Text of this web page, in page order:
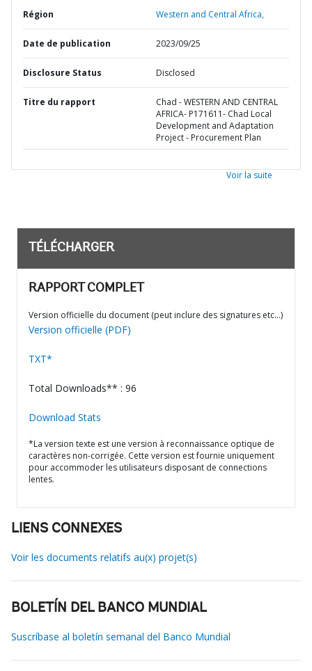
Région Western and Central Africa,
Date de publication 2023/09/25
Disclosure Status Disclosed
Titre du rapport
Chad - WESTERN AND CENTRAL
AFRICA- P171611- Chad Local
Development and Adaptation
Project - Procurement Plan
Voir la suite
TÉLÉCHARGER
RAPPORT COMPLET
Version officielle du document (peut inclure des signatures etc…)
Version officielle (PDF)
TXT*
Total Downloads** : 96
Download Stats
*La version texte est une version à reconnaissance optique de
caractères non-corrigée. Cette version est fournie uniquement
pour accommoder les utilisateurs disposant de connections
lentes.
LIENS CONNEXES
Voir les documents relatifs au(x) projet(s)
BOLETÍN DEL BANCO MUNDIAL
Suscríbase al boletín semanal del Banco Mundial